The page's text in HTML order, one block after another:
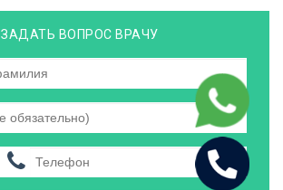
ЗАДАТЬ ВОПРОС ВРАЧУ